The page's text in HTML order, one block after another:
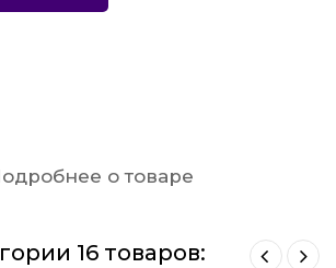
о товаре
16 товаров: